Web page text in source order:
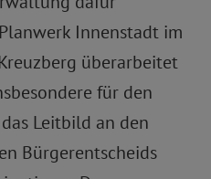
Innenstadt im
überarbeitet
für den
Leitbild an den
Bürgerentscheids